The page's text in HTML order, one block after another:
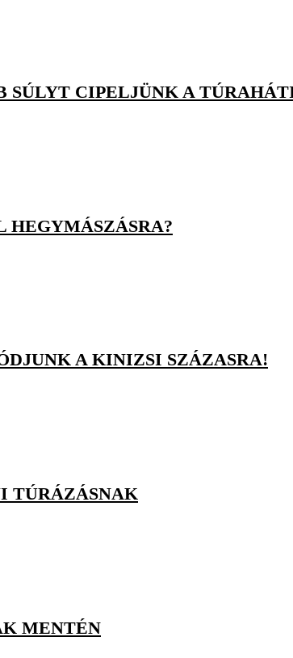
SÚLYT CIPELJÜNK A
HEGYMÁSZÁSRA?
A KINIZSI SZÁZASRA!
TÚRÁZÁSNAK
MENTÉN